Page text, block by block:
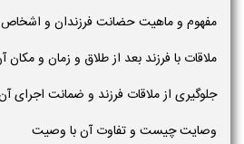
مفهوم و ماهیت حضانت فرزندان و اشخاص
ملاقات با فرزند بعد از طلاق و زمان و مکان
جلوگیری از ملاقات فرزند و ضمانت اجرای
وصایت چیست و تفاوت آن با وصیت